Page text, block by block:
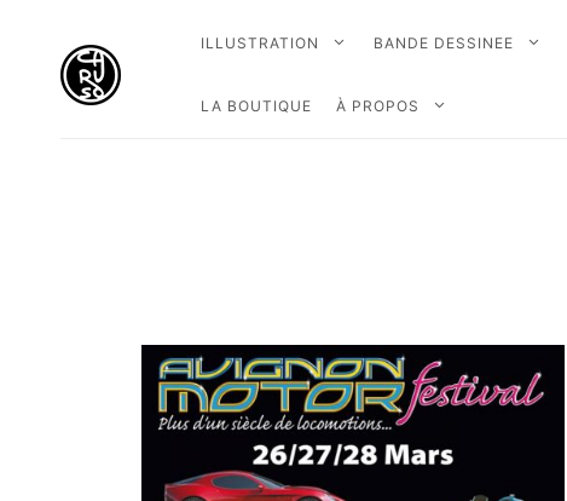
ILLUSTRATION BANDE DESSINEE
LA BOUTIQUE À PROPOS